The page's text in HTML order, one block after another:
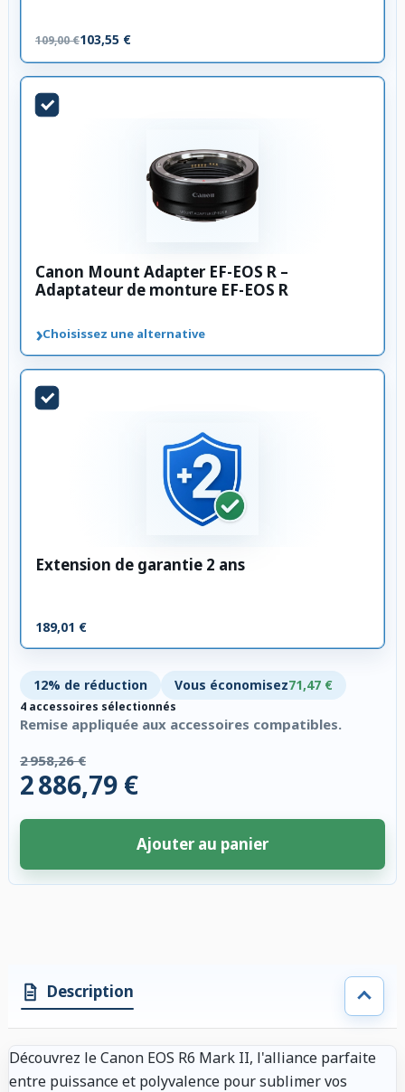
109,00 €103,55 €
Canon Mount Adapter EF-EOS R –
Adaptateur de monture EF-EOS R
›Choisissez une alternative
Extension de garantie 2 ans
189,01 €
12% de réduction Vous économisez71,47 €
4 accessoires sélectionnés
Remise appliquée aux accessoires compatibles.
2 958,26 €
2 886,79 €
Ajouter au panier
Description
Découvrez le Canon EOS R6 Mark II, l'alliance parfaite
entre puissance et polyvalence pour sublimer vos